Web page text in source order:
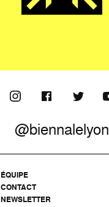
@biennalelyon
ÉQUIPE
CONTACT
NEWSLETTER